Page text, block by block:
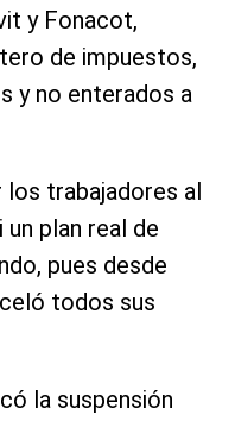
y Fonacot,
de impuestos,
y no enterados a
trabajadores al
plan real de
pues desde
todos sus
la suspensión